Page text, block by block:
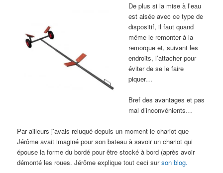
De plus si la mise à l’eau
est aisée avec ce type de
dispositif, il faut quand
même le remonter à la
remorque et, suivant les
endroits, l’attacher pour
éviter de se le faire
piquer…
Bref des avantages et pas
mal d’inconvénients…
Par ailleurs j’avais reluqué depuis un moment le chariot que
Jérôme avait imaginé pour son bateau à savoir un chariot qui
épouse la forme du bordé pour être stocké à bord (après avoir
démonté les roues. Jérôme explique tout ceci surson blog.